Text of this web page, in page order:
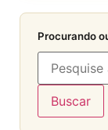
Procurando
Buscar